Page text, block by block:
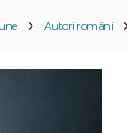
Autori români